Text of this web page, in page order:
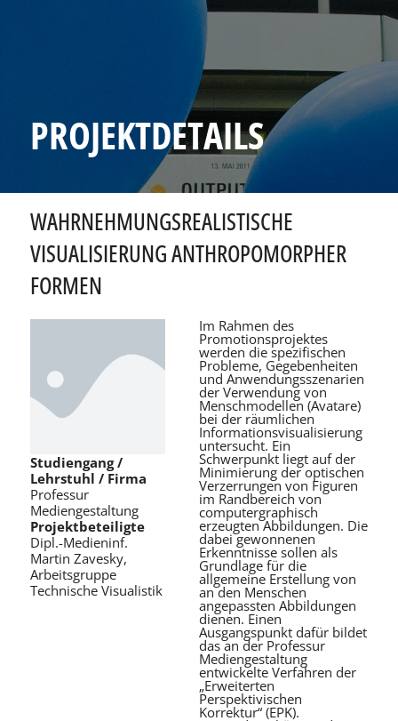
PROJEKTDETAILS
WAHRNEHMUNGSREALISTISCHE
VISUALISIERUNG ANTHROPOMORPHER
FORMEN
Studiengang /
Lehrstuhl / Firma
Professur
Mediengestaltung
Projektbeteiligte
Dipl.-Medieninf.
Martin Zavesky,
Arbeitsgruppe
Technische Visualistik
Im Rahmen des
Promotionsprojektes
werden die spezifischen
Probleme, Gegebenheiten
und Anwendungsszenarien
der Verwendung von
Menschmodellen (Avatare)
bei der räumlichen
Informationsvisualisierung
untersucht. Ein
Schwerpunkt liegt auf der
Minimierung der optischen
Verzerrungen von Figuren
im Randbereich von
computergraphisch
erzeugten Abbildungen. Die
dabei gewonnenen
Erkenntnisse sollen als
Grundlage für die
allgemeine Erstellung von
an den Menschen
angepassten Abbildungen
dienen. Einen
Ausgangspunkt dafür bildet
das an der Professur
Mediengestaltung
entwickelte Verfahren der
„Erweiterten
Perspektivischen
Korrektur“ (EPK).